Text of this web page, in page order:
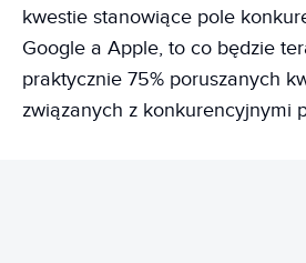
kwestie stanowiące pole
Google a Apple, to co będzie
praktycznie 75% poruszanych
związanych z konkurencyjnymi